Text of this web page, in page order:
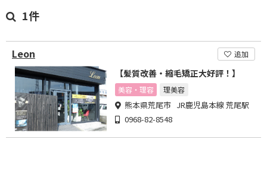
1件
Leon 追加
【髪質改善・縮毛矯正大好評！】
美容・理容 理美容
熊本県荒尾市 JR鹿児島本線 荒尾駅
0968-82-8548